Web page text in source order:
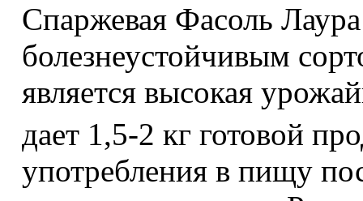
Спаржевая Фасоль
болезнеустойчивым
является высокая
дает 1,5-2 кг готовой
употребления в пищу